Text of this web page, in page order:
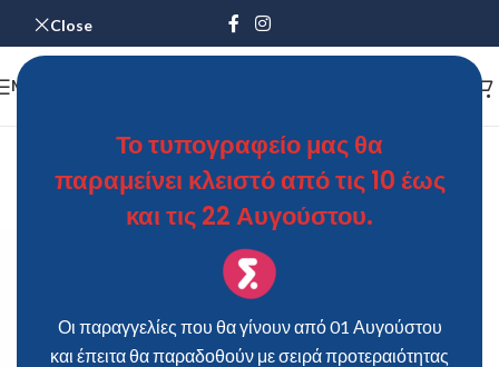
Close
Το τυπογραφείο μας θα
παραμείνει κλειστό από τις 10 έως
και τις 22 Αυγούστου.
Οι παραγγελίες που θα γίνουν από 01 Αυγούστου
και έπειτα θα παραδοθούν με σειρά προτεραιότητας
MENU
ΚΤ41_ΟΙΚΟΛΟΓΙΚΟ-2
ΘΩΜΑΣOn 10 Ιουνίου 2019